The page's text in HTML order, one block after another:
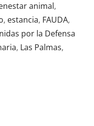
animal,
, estancia, FAUDA,
por la Defensa
, Las Palmas,